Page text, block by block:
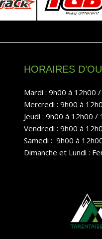
HORAIRES
Mardi : 9h00 à 12h00
Mercredi : 9h00 à
Jeudi : 9h00 à 12h00 /
Vendredi : 9h00 à
Samedi : 9h00 à
Dimanche et Lundi :